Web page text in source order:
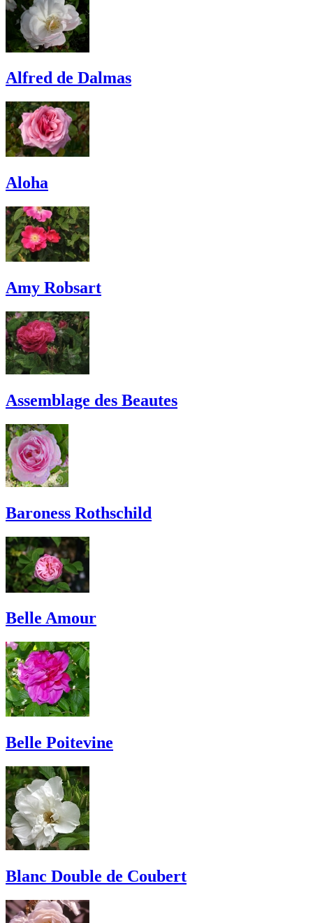
Alfred de Dalmas
Aloha
Amy Robsart
Assemblage des Beautes
Baroness Rothschild
Belle Amour
Belle Poitevine
Blanc Double de Coubert